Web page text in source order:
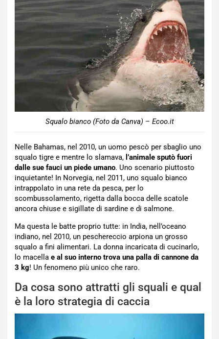
Squalo bianco (Foto da Canva) – Ecoo.it
Nelle Bahamas, nel 2010, un uomo pescò per sbaglio uno
squalo tigre e mentre lo slamava, l’animale sputò fuori
dalle sue fauci un piede umano. Uno scenario piuttosto
inquietante! In Norvegia, nel 2011, uno squalo bianco
intrappolato in una rete da pesca, per lo
scombussolamento, rigetta dalla bocca delle scatole
ancora chiuse e sigillate di sardine e di salmone.
Ma questa le batte proprio tutte: in India, nell’oceano
indiano, nel 2010, un peschereccio arpiona un grosso
squalo a fini alimentari. La donna incaricata di cucinarlo,
lo macella e al suo interno trova una palla di cannone da
3 kg! Un fenomeno più unico che raro.
Da cosa sono attratti gli squali e qual
è la loro strategia di caccia